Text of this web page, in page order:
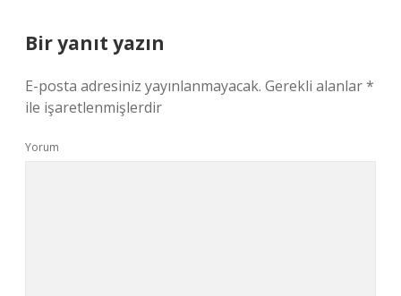
Bir yanıt yazın
E-posta adresiniz yayınlanmayacak. Gerekli alanlar*
ile işaretlenmişlerdir
Yorum